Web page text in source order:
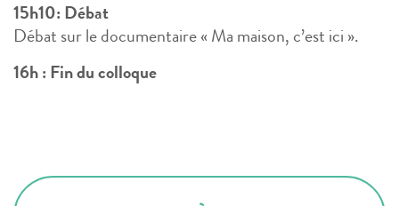
15h10: Débat
Débat sur le documentaire « Ma maison, c’est ici ».
16h : Fin du colloque